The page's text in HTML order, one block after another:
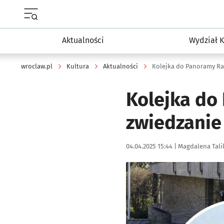
Aktualności Wydział
wroclaw.pl Kultura Aktualności Kolejka do Panoramy
Kolejka do
zwiedzanie
Data publikacji:
04.04.2025 15:44 | Autor:
Magdalena
Kliknij, aby zobaczyć galerię